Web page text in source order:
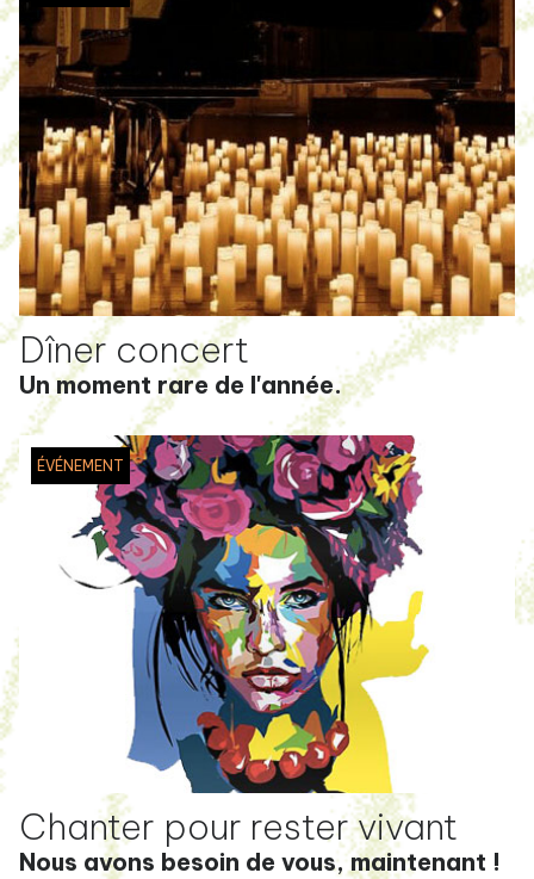
Dîner concert
Un moment rare de l'année.
ÉVÉNEMENT
Chanter pour rester vivant
Nous avons besoin de vous, maintenant !